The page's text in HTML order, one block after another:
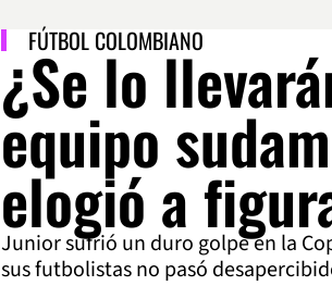
FÚTBOL COLOMBIANO
¿Se lo
equipo
elogió a
Junior sufrió un duro golpe en la
sus futbolistas no pasó